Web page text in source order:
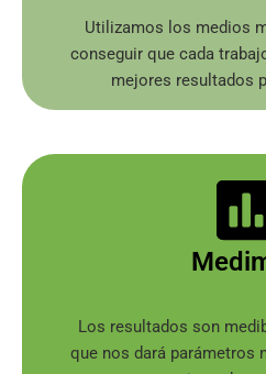
Utilizamos los medios
conseguir que cada
mejores resultados
Los resultados son
que nos dará parámetros